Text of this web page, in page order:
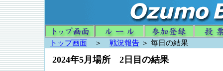
トップ画面 ＞ 戦況報告 ＞ 毎日の結果
2024年5月場所 2日目の結果